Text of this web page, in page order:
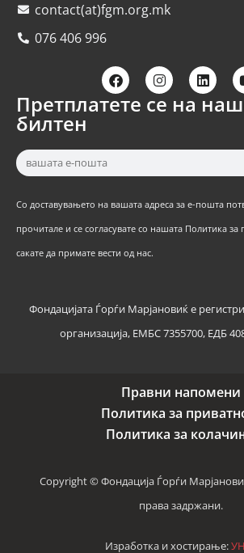
contact(at)fgm.org.mk
076 406 996
Претплатете се на
билтен
Со доставувањето на вашата адреса за е-пошта
прочитале и се согласувате со нашата Политика за
сакате да примате вести од нас.
Фондацијата Ѓорѓи Марјановиќ е
организација, ЕМБС 7355700, ЕДБ
Правни напомени
Политика за
Политика за
Copyright © Фондација Ѓорѓи
права задржани.
Изработка и хостирање: